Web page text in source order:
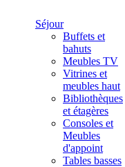
Séjour
Buffets et
bahuts
Meubles TV
Vitrines et
meubles haut
Bibliothèques
et étagères
Consoles et
Meubles
d'appoint
Tables basses